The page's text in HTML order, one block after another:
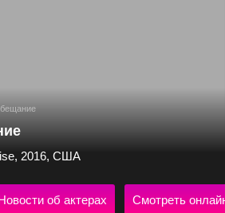
2016, США
об актерах Смотреть